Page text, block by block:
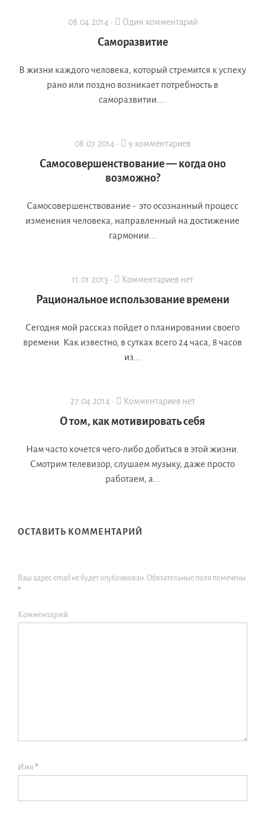
08.04.2014 · Один комментарий
Саморазвитие
В жизни каждого человека, который стремится к успеху
рано или поздно возникает потребность в
саморазвитии....
08.07.2014 · 9 комментариев
Самосовершенствование — когда оно
возможно?
Самосовершенствование - это осознанный процесс
изменения человека, направленный на достижение
гармонии...
11.01.2013 · Комментариев нет
Рациональное использование времени
Сегодня мой рассказ пойдет о планировании своего
времени. Как известно, в сутках всего 24 часа, 8 часов
из...
27.04.2014 · Комментариев нет
О том, как мотивировать себя
Нам часто хочется чего-либо добиться в этой жизни.
Смотрим телевизор, слушаем музыку, даже просто
работаем, а...
ОСТАВИТЬ КОММЕНТАРИЙ
Ваш адрес email не будет опубликован. Обязательные поля помечены
*
Комментарий
Имя *